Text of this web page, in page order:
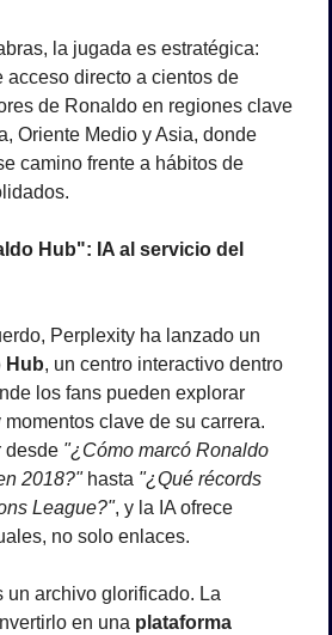
la jugada es estratégica:
acceso directo a cientos de
de Ronaldo en regiones clave
Oriente Medio y Asia, donde
camino frente a hábitos de
Hub": IA al servicio del
Hub, un centro interactivo dentro
los fans pueden explorar
clave de su carrera.
desde "¿Cómo marcó Ronaldo
2018?" hasta "¿Qué récords
League?", y la IA ofrece
no solo enlaces.
un archivo glorificado. La
en una plataforma